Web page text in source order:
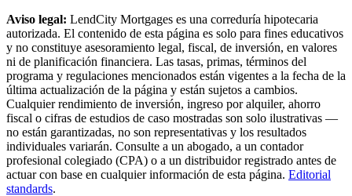
Aviso legal: LendCity Mortgages es una correduría hipotecaria
autorizada. El contenido de esta página es solo para fines educativos
y no constituye asesoramiento legal, fiscal, de inversión, en valores
ni de planificación financiera. Las tasas, primas, términos del
programa y regulaciones mencionados están vigentes a la fecha de la
última actualización de la página y están sujetos a cambios.
Cualquier rendimiento de inversión, ingreso por alquiler, ahorro
fiscal o cifras de estudios de caso mostradas son solo ilustrativas —
no están garantizadas, no son representativas y los resultados
individuales variarán. Consulte a un abogado, a un contador
profesional colegiado (CPA) o a un distribuidor registrado antes de
actuar con base en cualquier información de esta página. Editorial
standards.